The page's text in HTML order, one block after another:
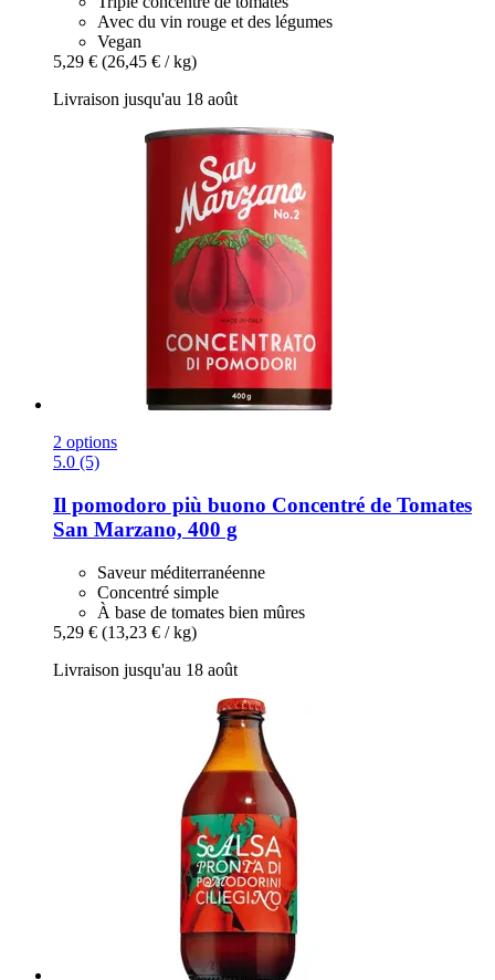
Avec du vin rouge et des légumes
Vegan
5,29 € (26,45 € / kg)
Livraison jusqu'au 18 août
2 options
5.0 (5)
Il pomodoro più buono Concentré de Tomates
San Marzano, 400 g
Saveur méditerranéenne
Concentré simple
À base de tomates bien mûres
5,29 € (13,23 € / kg)
Livraison jusqu'au 18 août